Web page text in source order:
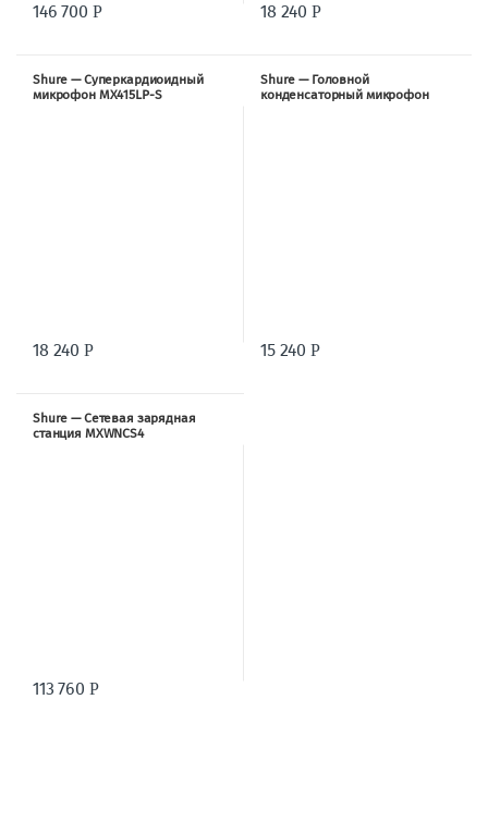
146 700 Р 18 240Р
Shure — Суперкардиоидный
микрофон MX415LP-S
18 240Р
Shure — Головной
конденсаторный микрофон
15 240Р
Shure — Сетевая зарядная
станция MXWNCS4
113 760 Р